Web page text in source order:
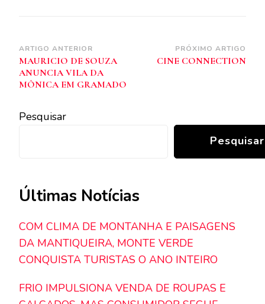
Navegação
de
post
ARTIGO ANTERIOR
MAURICIO DE SOUZA
ANUNCIA VILA DA
MÔNICA EM GRAMADO
PRÓXIMO ARTIGO
CINE CONNECTION
Pesquisar
Pesquisar
Últimas Notícias
COM CLIMA DE MONTANHA E PAISAGENS
DA MANTIQUEIRA, MONTE VERDE
CONQUISTA TURISTAS O ANO INTEIRO
FRIO IMPULSIONA VENDA DE ROUPAS E